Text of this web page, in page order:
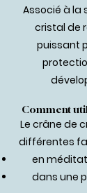
Associé à la
cristal de
puissant
Comment
Le crâne de
différentes
en
dans une